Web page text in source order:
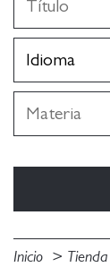
Inicio Tienda